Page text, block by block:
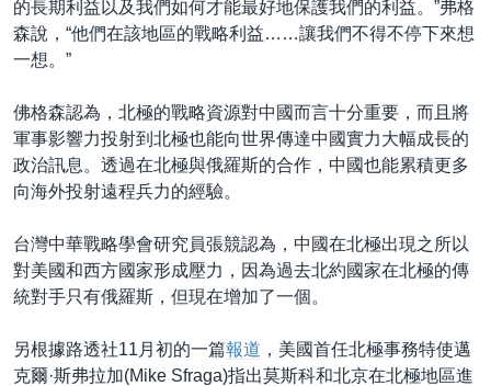
的長期利益以及我們如何才能最好地保護我們的利益。”弗格
森說，“他們在該地區的戰略利益……讓我們不得不停下來想
一想。”
佛格森認為，北極的戰略資源對中國而言十分重要，而且將
軍事影響力投射到北極也能向世界傳達中國實力大幅成長的
政治訊息。透過在北極與俄羅斯的合作，中國也能累積更多
向海外投射遠程兵力的經驗。
台灣中華戰略學會研究員張競認為，中國在北極出現之所以
對美國和西方國家形成壓力，因為過去北約國家在北極的傳
統對手只有俄羅斯，但現在增加了一個。
另根據路透社11月初的一篇報道 ，美國首任北極事務特使邁
克爾·斯弗拉加(Mike Sfraga)指出莫斯科和北京在北極地區進